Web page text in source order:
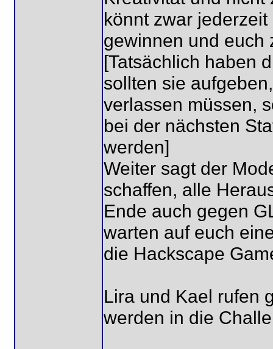
könnt zwar
gewinnen und euch
[Tatsächlich haben
sollten sie
verlassen müssen,
bei der nächsten
werden]
Weiter sagt der
schaffen, alle
Ende auch gegen
warten auf euch
die Hackscape
Lira und Kael rufen
werden in die